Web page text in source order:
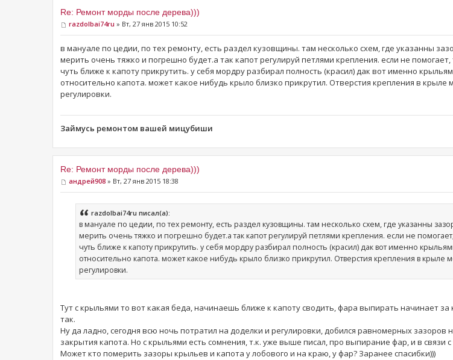
Re: Ремонт морды после дерева)))
razdolbai74ru » Вт, 27 янв 2015 10:52
в мануале по цедии, по тех ремонту, есть раздел кузовщины. там несколько схем, где указанны
мерить очень тяжко и погрешно будет.а так капот регулируй петлями крепления. если не
чуть ближе к капоту прикрутить. у себя мордру разбирал полность (красил) дак вот именно
относительно капота. может какое нибудь крыло близко прикрутил. Отверстия крепления в
регулировки.
Займусь ремонтом вашей мицубиши
Re: Ремонт морды после дерева)))
андрей908 » Вт, 27 янв 2015 18:38
razdolbai74ru писал(а):
в мануале по цедии, по тех ремонту, есть раздел кузовщины. там несколько схем, где указанны
мерить очень тяжко и погрешно будет.а так капот регулируй петлями крепления. если не
чуть ближе к капоту прикрутить. у себя мордру разбирал полность (красил) дак вот именно
относительно капота. может какое нибудь крыло близко прикрутил. Отверстия крепления в
регулировки.
Тут с крыльями то вот какая беда, начинаешь ближе к капоту сводить, фара выпирать начинает
так.
Ну да ладно, сегодня всю ночь потратил на доделки и регулировки, добился равномерных зазоров
закрытия капота. Но с крыльями есть сомнения, т.к. уже выше писал, про выпирание фар, и в связи
Может кто померить зазоры крыльев и капота у лобового и на краю, у фар? Заранее спасибки)))